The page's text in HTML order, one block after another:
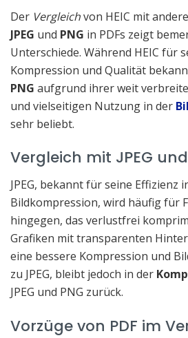
Der Vergleichvon HEIC mit
JPEG und PNG in PDFs zeigt
Unterschiede. Während HEIC für
Kompression und Qualität
PNG aufgrund ihrer weit
und vielseitigen Nutzung in der
sehr beliebt.
Vergleich mit JPEG und
JPEG, bekannt für seine Effizienz
Bildkompression, wird häufig für
hingegen, das verlustfrei
Grafiken mit transparenten
eine bessere Kompression und
zu JPEG, bleibt jedoch in der
JPEG und PNG zurück.
Vorzüge von PDF im